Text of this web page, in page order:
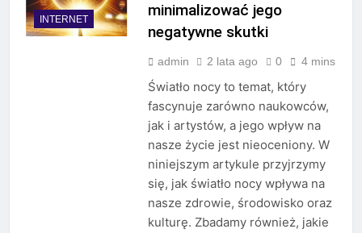
INTERNET
minimalizować jego
negatywne skutki
admin 2 lata ago 0 4 mins
Światło nocy to temat, który
fascynuje zarówno naukowców,
jak i artystów, a jego wpływ na
nasze życie jest nieoceniony. W
niniejszym artykule przyjrzymy
się, jak światło nocy wpływa na
nasze zdrowie, środowisko oraz
kulturę. Zbadamy również, jakie